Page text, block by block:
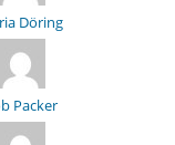
Döring
Packer